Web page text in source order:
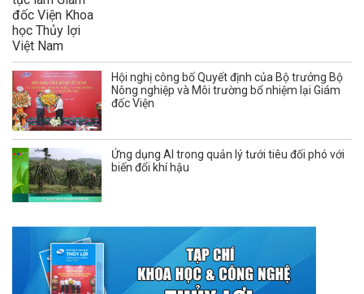
Hội nghị công bố Quyết định của Bộ trưởng Bộ
Nông nghiệp và Môi trường bổ nhiệm lại Giám
đốc Viện
Ứng dụng AI trong quản lý tưới tiêu đối phó với
biến đổi khí hậu